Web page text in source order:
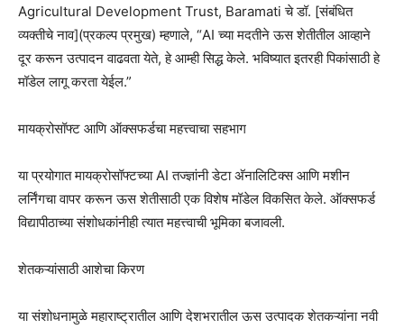
Agricultural Development Trust, Baramati चे डॉ. [संबंधित
व्यक्तीचे नाव](प्रकल्प प्रमुख) म्हणाले, “AI च्या मदतीने ऊस शेतीतील आव्हाने
दूर करून उत्पादन वाढवता येते, हे आम्ही सिद्ध केले. भविष्यात इतरही पिकांसाठी हे
मॉडेल लागू करता येईल.”
मायक्रोसॉफ्ट आणि ऑक्सफर्डचा महत्त्वाचा सहभाग
या प्रयोगात मायक्रोसॉफ्टच्या AI तज्ज्ञांनी डेटा अ‍ॅनालिटिक्स आणि मशीन
लर्निंगचा वापर करून ऊस शेतीसाठी एक विशेष मॉडेल विकसित केले. ऑक्सफर्ड
विद्यापीठाच्या संशोधकांनीही त्यात महत्त्वाची भूमिका बजावली.
शेतकऱ्यांसाठी आशेचा किरण
या संशोधनामुळे महाराष्ट्रातील आणि देशभरातील ऊस उत्पादक शेतकऱ्यांना नवी